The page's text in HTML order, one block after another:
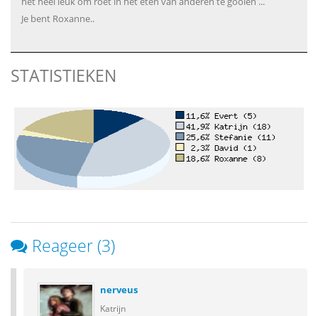
Je bent Roxanne..
STATISTIEKEN
Reageer (3)
nerveus
Katrijn